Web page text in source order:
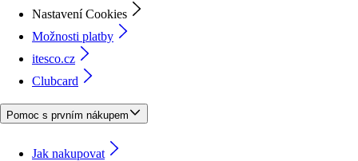
Nastavení Cookies
Možnosti platby
itesco.cz
Clubcard
Pomoc s prvním nákupem
Jak nakupovat